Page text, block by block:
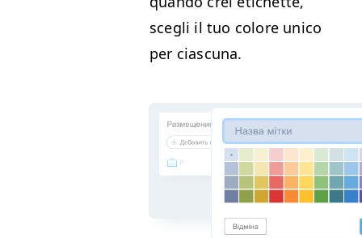
scegli il tuo col­ore uni­co
per ciascuna.